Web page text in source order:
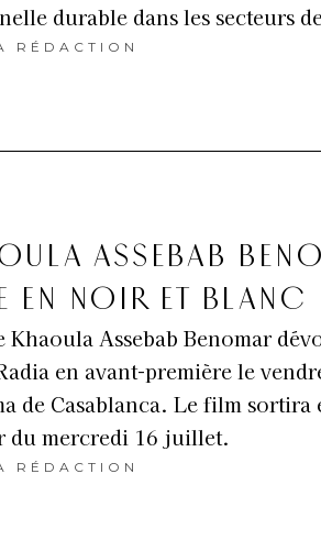
durable dans les secteurs
RÉDACTION
ASSEBAB
EN NOIR ET BLANC
Assebab Benomar
en avant-première le
de Casablanca. Le film sortira
du mercredi 16 juillet.
RÉDACTION